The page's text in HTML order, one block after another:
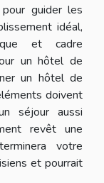
guider les
idéal,
et cadre
un hôtel de
un hôtel de
doivent
séjour aussi
revêt une
votre
et pourrait